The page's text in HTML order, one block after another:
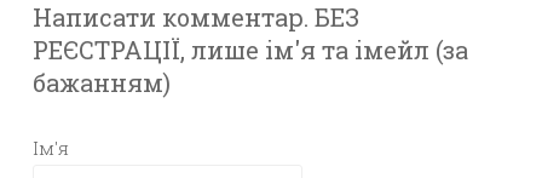
Написати комментар. БЕЗ
РЕЄСТРАЦІЇ, лише ім'я та імейл (за
бажанням)
Ім'я